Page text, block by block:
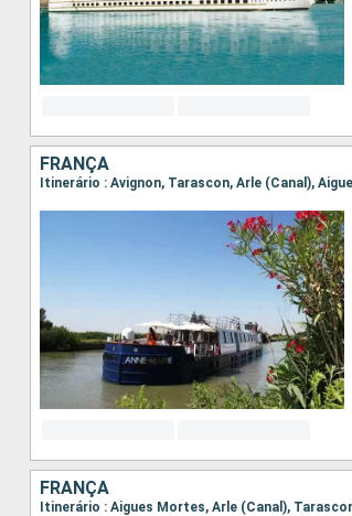
FRANÇA
Itinerário : Avignon, Tarascon, Arle (Canal),
FRANÇA
Itinerário : Aigues Mortes, Arle (Canal),